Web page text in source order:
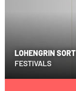
LOHENGRIN
FESTIVALS